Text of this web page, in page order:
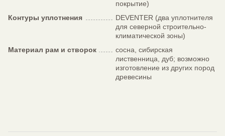
покрытие)
Контуры уплотнения
DEVENTER (два уплотнителя
для северной строительно-
климатической зоны)
Материал рам и створок
сосна, сибирская
лиственница, дуб; возможно
изготовление из других пород
древесины